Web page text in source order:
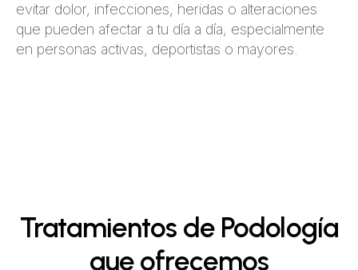
evitar dolor, infecciones, heridas o alteraciones
que pueden afectar a tu día a día, especialmente
en personas activas, deportistas o mayores.
Tratamientos de Podología
que ofrecemos